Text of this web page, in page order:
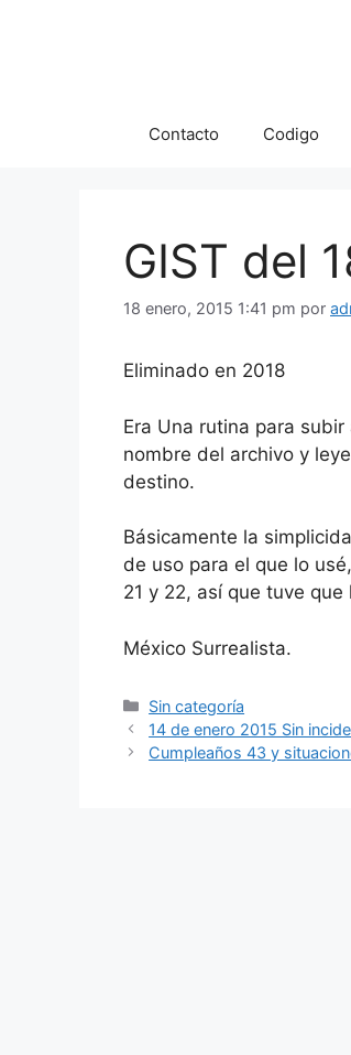
Contacto Codigo
GIST del
18 enero, 2015 1:41 pm por
Eliminado en 2018
Era Una rutina para
nombre del archivo y
destino.
Básicamente la
de uso para el que lo
21 y 22, así que tuve
México Surrealista.
Categorías
Sin categoría
14 de enero 2015 Sin
Cumpleaños 43 y